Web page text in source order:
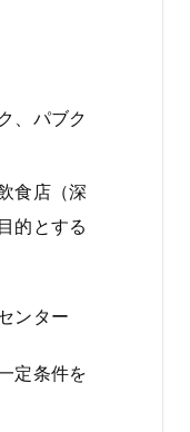
、パブク
食店（深
的とする
ンター
定条件を